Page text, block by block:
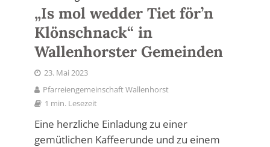
„Is mol wedder Tiet för’n
Klönschnack“ in
Wallenhorster Gemeinden
23. Mai 2023
Pfarreiengemeinschaft Wallenhorst
1 min. Lesezeit
Eine herzliche Einladung zu einer
gemütlichen Kaffeerunde und zu einem